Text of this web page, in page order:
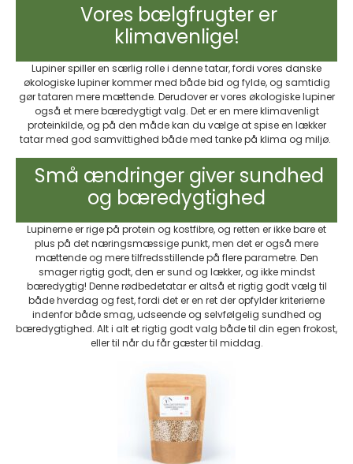
Vores bælgfrugter er
klimavenlige!
Lupiner spiller en særlig rolle i denne tatar, fordi vores danske
økologiske lupiner kommer med både bid og fylde, og samtidig
gør tataren mere mættende. Derudover er vores økologiske lupiner
også et mere bæredygtigt valg. Det er en mere klimavenligt
proteinkilde, og på den måde kan du vælge at spise en lækker
tatar med god samvittighed både med tanke på klima og miljø.
Små ændringer giver sundhed
og bæredygtighed
Lupinerne er rige på protein og kostfibre, og retten er ikke bare et
plus på det næringsmæssige punkt, men det er også mere
mættende og mere tilfredsstillende på flere parametre. Den
smager rigtig godt, den er sund og lækker, og ikke mindst
bæredygtig! Denne rødbedetatar er altså et rigtig godt vælg til
både hverdag og fest, fordi det er en ret der opfylder kriterierne
indenfor både smag, udseende og selvfølgelig sundhed og
bæredygtighed. Alt i alt et rigtig godt valg både til din egen frokost,
eller til når du får gæster til middag.